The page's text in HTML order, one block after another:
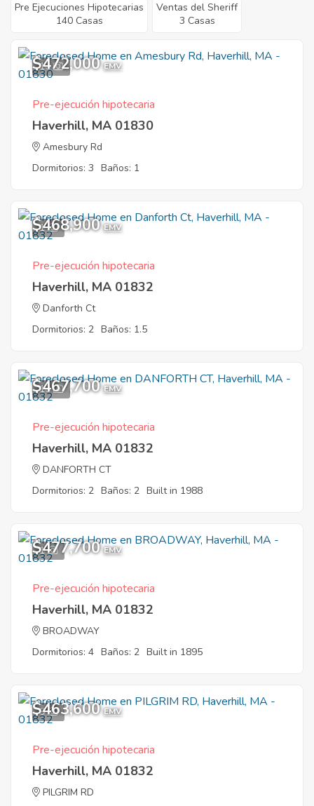
Pre Ejecuciones Hipotecarias
140 Casas
Ventas del Sheriff
3 Casas
10
$472,000 EMV
Pre-ejecución hipotecaria
Haverhill, MA 01830
Amesbury Rd
Dormitorios: 3 Baños: 1
1
$468,900 EMV
Pre-ejecución hipotecaria
Haverhill, MA 01832
Danforth Ct
Dormitorios: 2 Baños: 1.5
10
$467,700 EMV
Pre-ejecución hipotecaria
Haverhill, MA 01832
DANFORTH CT
Dormitorios: 2 Baños: 2 Built in 1988
1
$477,700 EMV
Pre-ejecución hipotecaria
Haverhill, MA 01832
BROADWAY
Dormitorios: 4 Baños: 2 Built in 1895
9
$463,600 EMV
Pre-ejecución hipotecaria
Haverhill, MA 01832
PILGRIM RD